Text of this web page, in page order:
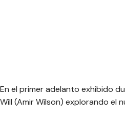
En el primer adelanto exhibido
Will (Amir Wilson) explorando el